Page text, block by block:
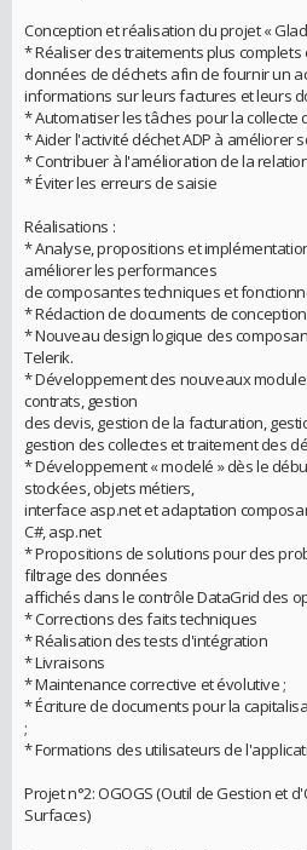
Conception et réalisation du projet «
* Réaliser des traitements plus
données de déchets afin de fournir un
informations sur leurs factures et leurs
* Automatiser les tâches pour la
* Aider l'activité déchet ADP à améliorer
* Contribuer à l'amélioration de la
* Éviter les erreurs de saisie
Réalisations :
* Analyse, propositions et
améliorer les performances
de composantes techniques et
* Rédaction de documents de
* Nouveau design logique des
Telerik.
* Développement des nouveaux
contrats, gestion
des devis, gestion de la facturation,
gestion des collectes et traitement des
* Développement « modelé » dès le
stockées, objets métiers,
interface asp.net et adaptation
C#, asp.net
* Propositions de solutions pour des
filtrage des données
affichés dans le contrôle DataGrid des
* Corrections des faits techniques
* Réalisation des tests d'intégration
* Livraisons
* Maintenance corrective et évolutive ;
* Écriture de documents pour la
;
* Formations des utilisateurs de
Projet n°2: OGOGS (Outil de Gestion et
Surfaces)